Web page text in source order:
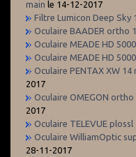
main le 14-12-2017
Filtre Lumicon Deep Sky
Oculaire BAADER ortho
Oculaire MEADE HD
Oculaire MEADE HD
Oculaire PENTAX XW
2017
Oculaire OMEGON
2017
Oculaire TELEVUE
Oculaire WilliamOptic
28-11-2017